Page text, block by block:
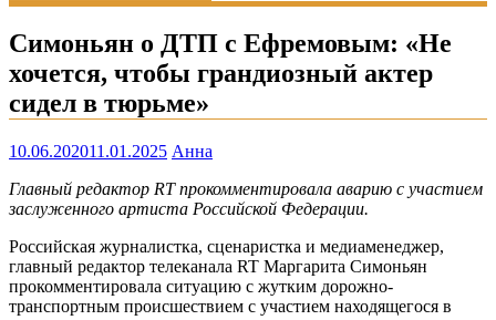
Симоньян о ДТП с Ефремовым: «Не
хочется, чтобы грандиозный актер
сидел в тюрьме»
10.06.202011.01.2025 Анна
Главный редактор RT прокомментировала аварию с участием
заслуженного артиста Российской Федерации.
Российская журналистка, сценаристка и медиаменеджер,
главный редактор телеканала RT Маргарита Симоньян
прокомментировала ситуацию с жутким дорожно-
транспортным происшествием с участием находящегося в